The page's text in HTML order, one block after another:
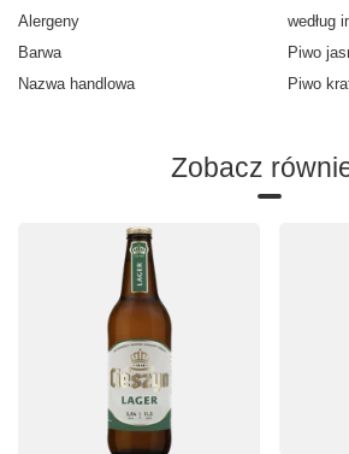
Alergeny
według
Barwa
Piwo
Nazwa handlowa
Piwo
Zobacz